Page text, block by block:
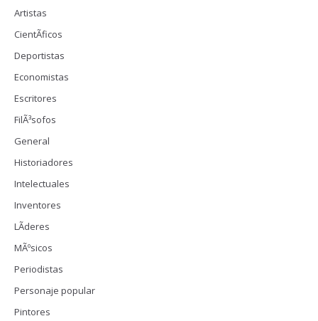
Artistas
CientÃ­ficos
Deportistas
Economistas
Escritores
FilÃ³sofos
General
Historiadores
Intelectuales
Inventores
LÃ­deres
MÃºsicos
Periodistas
Personaje popular
Pintores